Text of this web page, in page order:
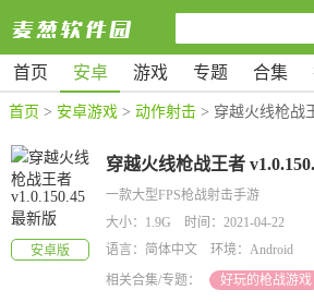
首页 安卓 游戏 专题 合集
首页 > 安卓游戏 > 动作射击 > 穿越火线枪战
安卓版
穿越火线枪战王者
一款大型FPS枪战射击手游
大小：1.9G 时间：2021-04-22
语言：简体中文 环境：Android
相关合集/专题：
好玩的枪战游戏